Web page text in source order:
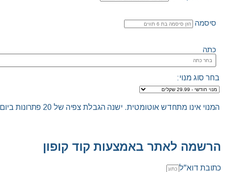
סיסמה
כתה
בחר סוג מנוי:
המנוי אינו מתחדש אוטומטית. ישנה הגבלת צפיה של 20 פתרונות ביום.האתר הינו "שומר שבת", לא ניתן להכנס לאתר ולצפות בפתרונות החל מכניסת שבת/חג ועד לצאת שבת/חג.
הרשמה לאתר באמצעות קוד קופון
כתובת דוא"ל